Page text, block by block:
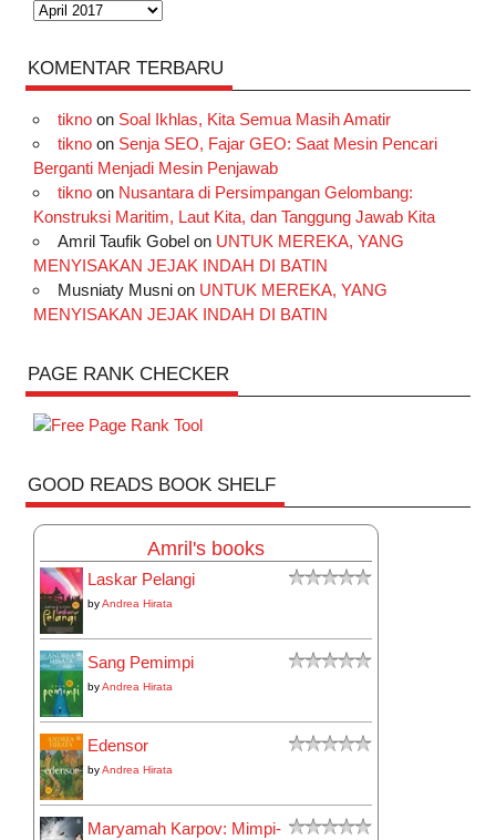
Arsip
KOMENTAR TERBARU
tiknoon Soal Ikhlas, Kita Semua Masih Amatir
tiknoon Senja SEO, Fajar GEO: Saat Mesin Pencari
Berganti Menjadi Mesin Penjawab
tiknoon Nusantara di Persimpangan Gelombang:
Konstruksi Maritim, Laut Kita, dan Tanggung Jawab Kita
Amril Taufik Gobelon UNTUK MEREKA, YANG
MENYISAKAN JEJAK INDAH DI BATIN
Musniaty Musnion UNTUK MEREKA, YANG
MENYISAKAN JEJAK INDAH DI BATIN
PAGE RANK CHECKER
GOOD READS BOOK SHELF
Amril's books
Laskar Pelangi
byAndrea Hirata
Sang Pemimpi
byAndrea Hirata
Edensor
byAndrea Hirata
Maryamah Karpov: Mimpi-